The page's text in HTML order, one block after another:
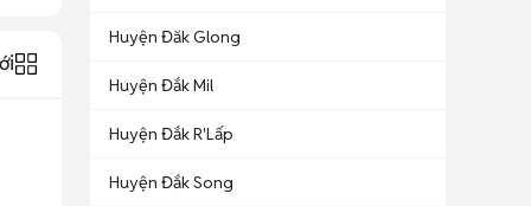
Huyện Đăk Glong
Huyện Đắk Mil
Huyện Đắk R'Lấp
Huyện Đắk Song